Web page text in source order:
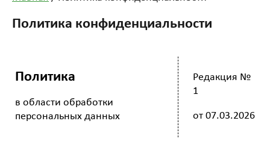
Политика конфиденциальности
Политика
в области обработки
персональных данных
Редакция №
1
от07.03.2026